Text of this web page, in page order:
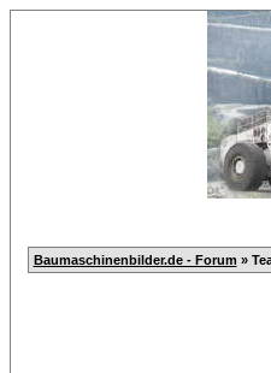
Baumaschinenbilder.de - Forum »